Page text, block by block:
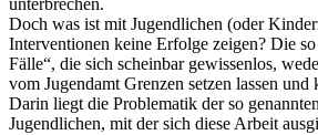
unterbrechen.
Doch was ist mit Jugendlichen (oder
Interventionen keine Erfolge zeigen? Die
Fälle“, die sich scheinbar gewissenlos,
vom Jugendamt Grenzen setzen lassen
Darin liegt die Problematik der so
Jugendlichen, mit der sich diese Arbeit